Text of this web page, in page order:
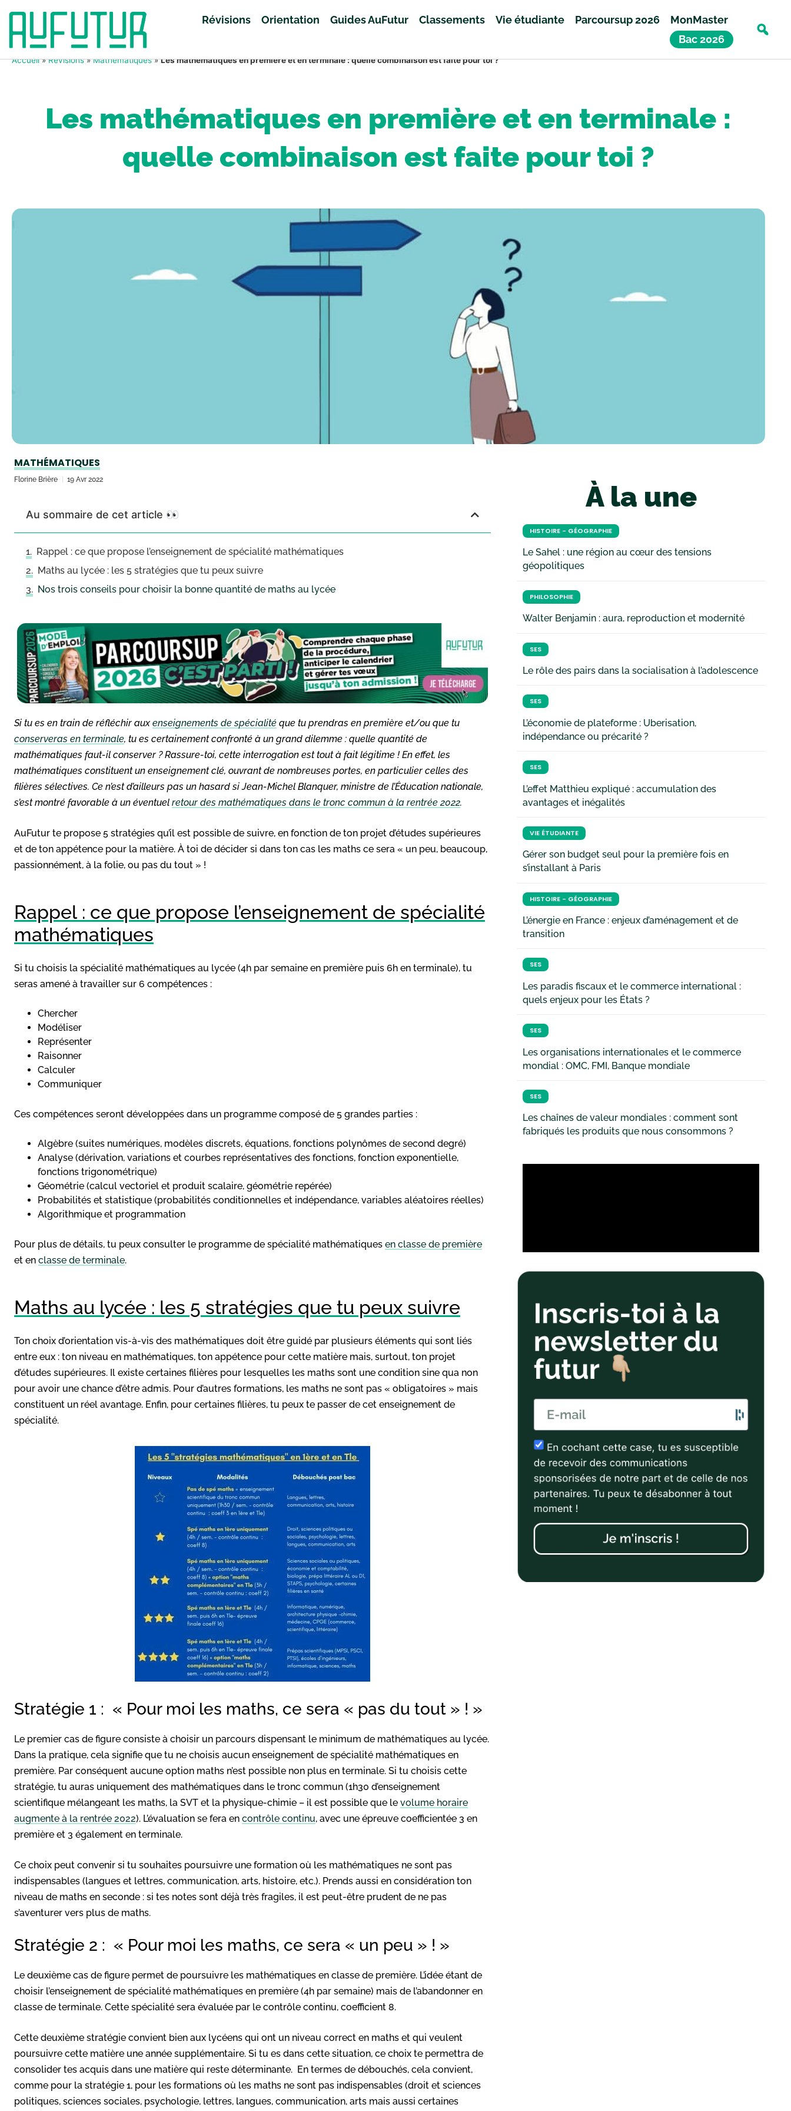
Révisions Orientation Guides AuFutur Classements Vie étudiante Parcoursup 2026
MonMaster
Bac 2026
Accueil»Révisions»Mathématiques»Les mathématiques en première et en terminale : quelle combinaison est faite pour toi ?
Les mathématiques en première et en terminale :
quelle combinaison est faite pour toi ?
MATHÉMATIQUES
Florine Brière 19 Avr 2022
Au sommaire de cet article 👀
Rappel : ce que propose l’enseignement de spécialité mathématiques
Maths au lycée : les 5 stratégies que tu peux suivre
Nos trois conseils pour choisir la bonne quantité de maths au lycée
Si tu es en train de réfléchir auxenseignements de spécialité que tu prendras en première et/ou que tu
conserveras en terminale, tu es certainement confronté à un grand dilemme : quelle quantité de
mathématiques faut-il conserver ? Rassure-toi, cette interrogation est tout à fait légitime ! En effet, les
mathématiques constituent un enseignement clé, ouvrant de nombreuses portes, en particulier celles des
filières sélectives. Ce n’est d’ailleurs pas un hasard si Jean-Michel Blanquer, ministre de l’Éducation nationale,
s’est montré favorable à un éventuel retour des mathématiques dans le tronc commun à la rentrée 2022.
AuFutur te propose 5 stratégies qu’il est possible de suivre, en fonction de ton projet d’études supérieures
et de ton appétence pour la matière. À toi de décider si dans ton cas les maths ce sera « un peu, beaucoup,
passionnément, à la folie, ou pas du tout » !
Rappel : ce que propose l’enseignement de spécialité
mathématiques
Si tu choisis la spécialité mathématiques au lycée (4h par semaine en première puis 6h en terminale), tu
seras amené à travailler sur 6 compétences :
Chercher
Modéliser
Représenter
Raisonner
Calculer
Communiquer
Ces compétences seront développées dans un programme composé de 5 grandes parties :
Algèbre (suites numériques, modèles discrets, équations, fonctions polynômes de second degré)
Analyse (dérivation, variations et courbes représentatives des fonctions, fonction exponentielle,
fonctions trigonométrique)
Géométrie (calcul vectoriel et produit scalaire, géométrie repérée)
Probabilités et statistique (probabilités conditionnelles et indépendance, variables aléatoires réelles)
Algorithmique et programmation
Pour plus de détails, tu peux consulter le programme de spécialité mathématiques en classe de première
et en classe de terminale.
Maths au lycée : les 5 stratégies que tu peux suivre
Ton choix d’orientation vis-à-vis des mathématiques doit être guidé par plusieurs éléments qui sont liés
entre eux : ton niveau en mathématiques, ton appétence pour cette matière mais, surtout, ton projet
d’études supérieures. Il existe certaines filières pour lesquelles les maths sont une condition sine qua non
pour avoir une chance d’être admis. Pour d’autres formations, les maths ne sont pas « obligatoires » mais
constituent un réel avantage. Enfin, pour certaines filières, tu peux te passer de cet enseignement de
spécialité.
Stratégie 1 : « Pour moi les maths, ce sera « pas du tout » ! »
Le premier cas de figure consiste à choisir un parcours dispensant le minimum de mathématiques au lycée.
Dans la pratique, cela signifie que tu ne choisis aucun enseignement de spécialité mathématiques en
première. Par conséquent aucune option maths n’est possible non plus en terminale. Si tu choisis cette
stratégie, tu auras uniquement des mathématiques dans le tronc commun (1h30 d’enseignement
scientifique mélangeant les maths, la SVT et la physique-chimie – il est possible que le volume horaire
augmente à la rentrée 2022). L’évaluation se fera en contrôle continu, avec une épreuve coefficientée 3 en
première et 3 également en terminale.
Ce choix peut convenir si tu souhaites poursuivre une formation où les mathématiques ne sont pas
indispensables (langues et lettres, communication, arts, histoire, etc.). Prends aussi en considération ton
niveau de maths en seconde : si tes notes sont déjà très fragiles, il est peut-être prudent de ne pas
s’aventurer vers plus de maths.
Stratégie 2 : « Pour moi les maths, ce sera « un peu » ! »
Le deuxième cas de figure permet de poursuivre les mathématiques en classe de première. L’idée étant de
choisir l’enseignement de spécialité mathématiques en première (4h par semaine) mais de l’abandonner en
classe de terminale. Cette spécialité sera évaluée par le contrôle continu, coefficient 8.
Cette deuxième stratégie convient bien aux lycéens qui ont un niveau correct en maths et qui veulent
poursuivre cette matière une année supplémentaire. Si tu es dans cette situation, ce choix te permettra de
consolider tes acquis dans une matière qui reste déterminante. En termes de débouchés, cela convient,
comme pour la stratégie 1, pour les formations où les maths ne sont pas indispensables (droit et sciences
politiques, sciences sociales, psychologie, lettres, langues, communication, arts mais aussi certaines
À la une
HISTOIRE - GÉOGRAPHIE
Le Sahel : une région au cœur des tensions
géopolitiques
PHILOSOPHIE
Walter Benjamin : aura, reproduction et modernité
SES
Le rôle des pairs dans la socialisation à l’adolescence
SES
L’économie de plateforme : Uberisation,
indépendance ou précarité ?
SES
L’effet Matthieu expliqué : accumulation des
avantages et inégalités
VIE ÉTUDIANTE
Gérer son budget seul pour la première fois en
s’installant à Paris
HISTOIRE - GÉOGRAPHIE
L’énergie en France : enjeux d’aménagement et de
transition
SES
Les paradis fiscaux et le commerce international :
quels enjeux pour les États ?
SES
Les organisations internationales et le commerce
mondial : OMC, FMI, Banque mondiale
SES
Les chaînes de valeur mondiales : comment sont
fabriqués les produits que nous consommons ?